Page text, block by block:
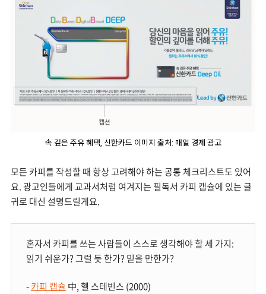
속 깊은 주유 혜택, 신한카드 이미지 출처: 매일 경제 광고
모든 카피를 작성할 때 항상 고려해야 하는 공통 체크리스트도 있어
요. 광고인들에게 교과서처럼 여겨지는 필독서 카피 캡슐에 있는 글
귀로 대신 설명드릴게요.
혼자서 카피를 쓰는 사람들이 스스로 생각해야 할 세 가지:
읽기 쉬운가? 그럴 듯 한가? 믿을 만한가?
-카피 캡슐 中, 헬 스테빈스 (2000)